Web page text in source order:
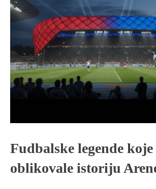
Fudbalske legende koje
oblikovale istoriju